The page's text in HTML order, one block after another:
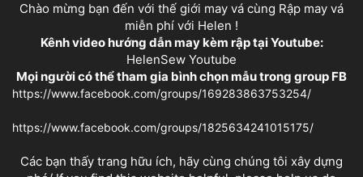
Chào mừng bạn đến với thế giới may vá cùng Rập may vá
miễn phí với Helen !
Kênh video hướng dẫn may kèm rập tại Youtube:
HelenSew Youtube
Mọi người có thể tham gia bình chọn mẫu trong group FB
https://www.facebook.com/groups/169283863753254/
https://www.facebook.com/groups/1825634241015175/
Các bạn thấy trang hữu ích, hãy cùng chúng tôi xây dựng